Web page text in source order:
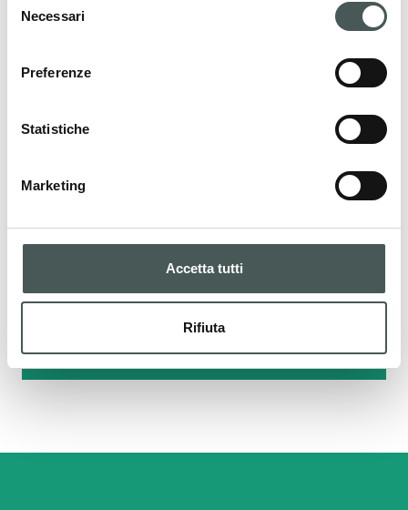
delNecessari
Preferenze
Statistiche
Marketing
Accetta tutti
Rifiuta
La nostra gamma di prodotti per ogni
materiali di qualità per garantire sicurezza e
prestazioni eccellenti.